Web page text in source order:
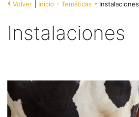
Volver Inicio - Temáticas - Instalaciones
Instalaciones